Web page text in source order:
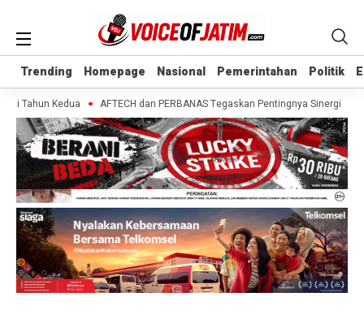
Trending Homepage Nasional Pemerintahan Politik
Trending Homepage Nasional Pemerintahan Politik
Tahun Kedua AFTECH dan PERBANAS Tegaskan Pentingnya Sinergi